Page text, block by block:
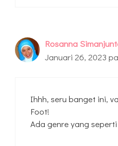
Rosanna
Januari 26, 2023
Ihhh, seru banget ini,
Foot!
Ada genre yang